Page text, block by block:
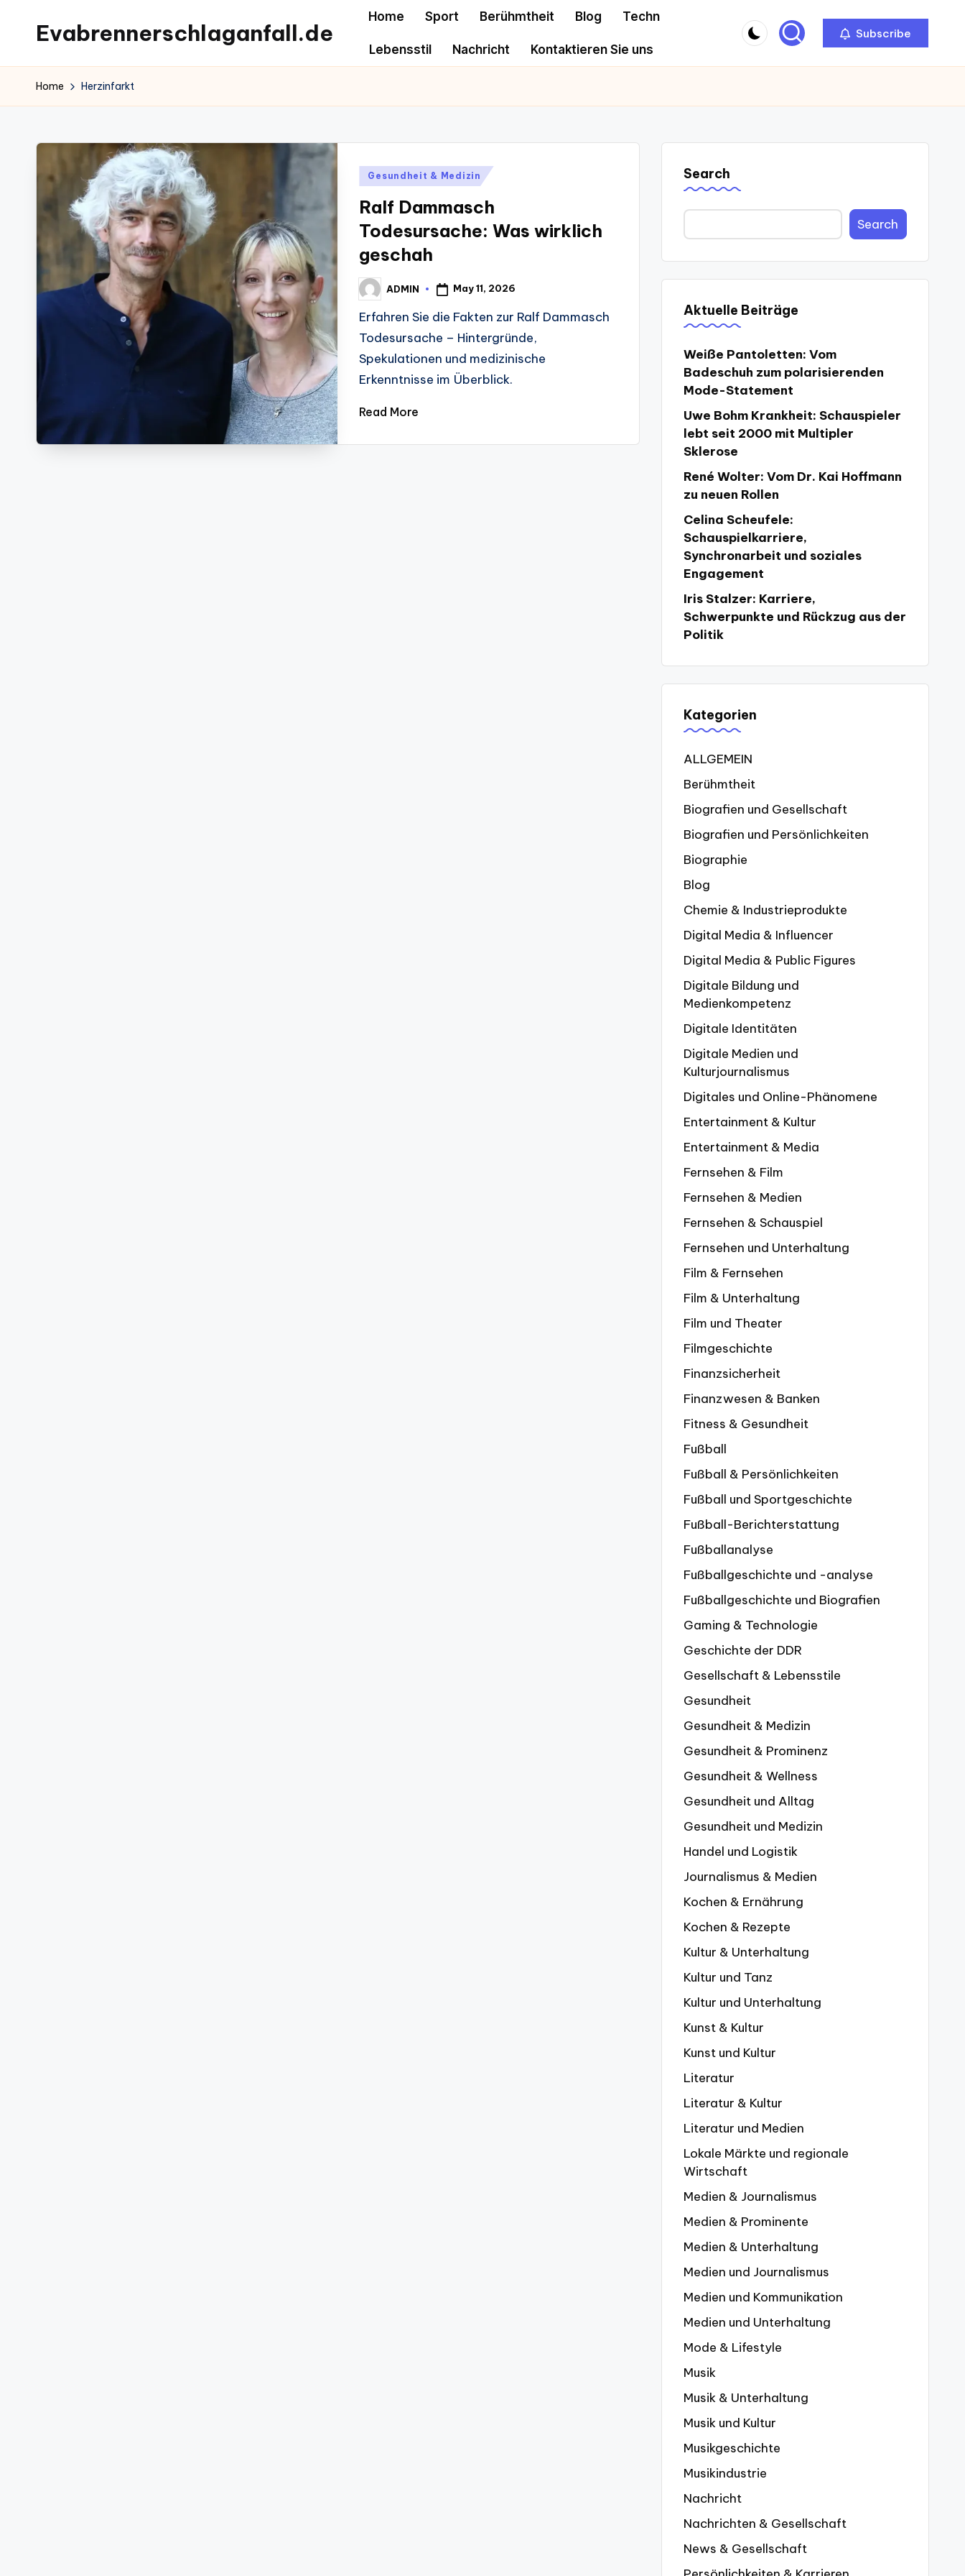
content
Evabrennerschlaganfall.de
Home Sport Berühmtheit Blog Techn
Lebensstil Nachricht Kontaktieren Sie uns
Subscribe
Home Herzinfarkt
Posted
Gesundheit & Medizin
Ralf Dammasch
Todesursache: Was wirklich
geschah
Posted
by
ADMIN May 11, 2026
Erfahren Sie die Fakten zur Ralf Dammasch
Todesursache – Hintergründe,
Spekulationen und medizinische
Erkenntnisse im Überblick.
Read More
Search
Search
Aktuelle Beiträge
Weiße Pantoletten: Vom
Badeschuh zum polarisierenden
Mode-Statement
Uwe Bohm Krankheit: Schauspieler
lebt seit 2000 mit Multipler
Sklerose
René Wolter: Vom Dr. Kai Hoffmann
zu neuen Rollen
Celina Scheufele:
Schauspielkarriere,
Synchronarbeit und soziales
Engagement
Iris Stalzer: Karriere,
Schwerpunkte und Rückzug aus der
Politik
Kategorien
ALLGEMEIN
Berühmtheit
Biografien und Gesellschaft
Biografien und Persönlichkeiten
Biographie
Blog
Chemie & Industrieprodukte
Digital Media & Influencer
Digital Media & Public Figures
Digitale Bildung und
Medienkompetenz
Digitale Identitäten
Digitale Medien und
Kulturjournalismus
Digitales und Online-Phänomene
Entertainment & Kultur
Entertainment & Media
Fernsehen & Film
Fernsehen & Medien
Fernsehen & Schauspiel
Fernsehen und Unterhaltung
Film & Fernsehen
Film & Unterhaltung
Film und Theater
Filmgeschichte
Finanzsicherheit
Finanzwesen & Banken
Fitness & Gesundheit
Fußball
Fußball & Persönlichkeiten
Fußball und Sportgeschichte
Fußball-Berichterstattung
Fußballanalyse
Fußballgeschichte und -analyse
Fußballgeschichte und Biografien
Gaming & Technologie
Geschichte der DDR
Gesellschaft & Lebensstile
Gesundheit
Gesundheit & Medizin
Gesundheit & Prominenz
Gesundheit & Wellness
Gesundheit und Alltag
Gesundheit und Medizin
Handel und Logistik
Journalismus & Medien
Kochen & Ernährung
Kochen & Rezepte
Kultur & Unterhaltung
Kultur und Tanz
Kultur und Unterhaltung
Kunst & Kultur
Kunst und Kultur
Literatur
Literatur & Kultur
Literatur und Medien
Lokale Märkte und regionale
Wirtschaft
Medien & Journalismus
Medien & Prominente
Medien & Unterhaltung
Medien und Journalismus
Medien und Kommunikation
Medien und Unterhaltung
Mode & Lifestyle
Musik
Musik & Unterhaltung
Musik und Kultur
Musikgeschichte
Musikindustrie
Nachricht
Nachrichten & Gesellschaft
News & Gesellschaft